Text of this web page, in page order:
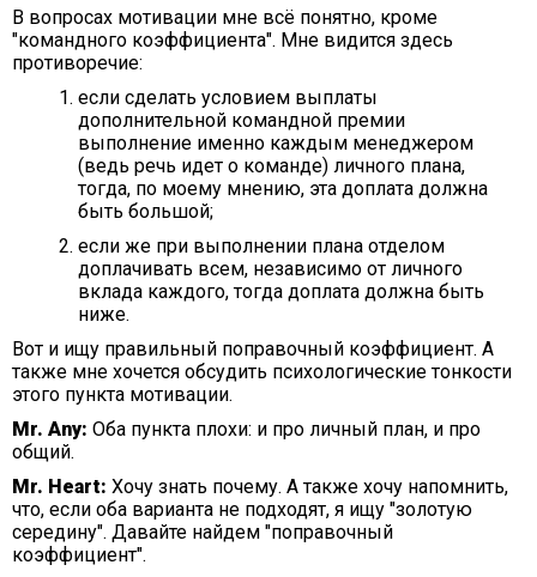
В вопросах мотивации мне всё понятно, кроме
"командного коэффициента". Мне видится здесь
противоречие:
если сделать условием выплаты
дополнительной командной премии
выполнение именно каждым менеджером
(ведь речь идет о команде) личного плана,
тогда, по моему мнению, эта доплата должна
быть большой;
если же при выполнении плана отделом
доплачивать всем, независимо от личного
вклада каждого, тогда доплата должна быть
ниже.
Вот и ищу правильный поправочный коэффициент. А
также мне хочется обсудить психологические тонкости
этого пункта мотивации.
Mr. Any: Оба пункта плохи: и про личный план, и про
общий.
Mr. Heart: Хочу знать почему. А также хочу напомнить,
что, если оба варианта не подходят, я ищу "золотую
середину". Давайте найдем "поправочный
коэффициент".